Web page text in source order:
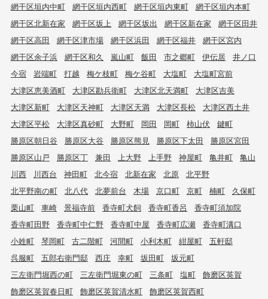
網干区垣内中町
網干区垣内西町 網干区垣内東町
網干区垣内本町
網干区北新在家
網干区坂上 網干区坂出 網干区新在家
網干区田井
網干区高田
網干区津市場 網干区浜田 網干区福井
網干区宮内
網干区余子浜
網干区和久 嵐山町 飯田 市之郷町 伊伝居
井ノ口
今宿
岩端町 打越 梅ケ枝町 梅ケ谷町 大塩町
大塩町宮前
大津区恵美酒町
大津区勘兵衛町 大津区北天満町
大津区吉美
大津区新町
大津区天神町 大津区天満 大津区長松
大津区西土井
大津区平松
大津区真砂町 大野町 岡田 岡町 柿山伏
鍵町
勝原区朝日谷
勝原区大谷 勝原区熊見 勝原区下太田
勝原区宮田
勝原区山戸
勝原区丁 兼田 上大野 上手野 神屋町 亀井町
亀山
川西
川西台 神田町 北今宿 北新在家 北原
北平野
北平野南の町
北八代 北夢前台 木場 京口町 京町 楠町
久保町
栗山町
車崎 景福寺前 香寺町犬飼 香寺町香呂
香寺町須加院
香寺町田野
香寺町中仁野 香寺町中屋 香寺町広瀬
香寺町溝口
小姓町
琴岡町 古二階町 河間町 小利木町 紺屋町
五軒邸
呉服町
五郎右衛門邸 西庄 幸町 坂田町
坂元町
三左衛門堀西の町
三左衛門堀東の町 三条町 塩町
飾磨区英賀
飾磨区英賀春日町
飾磨区英賀清水町 飾磨区英賀西町